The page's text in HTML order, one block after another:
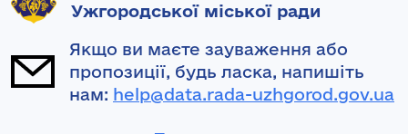
Ужгородської міської ради
Якщо ви маєте зауваження або
пропозиції, будь ласка, напишіть
нам: help@data.rada-uzhgorod.gov.ua